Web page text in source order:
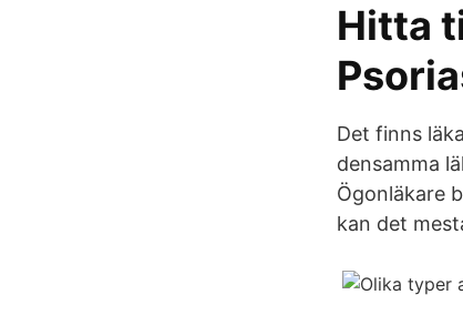
Hitta
Det finns
densamma
Ögonläkare
kan det